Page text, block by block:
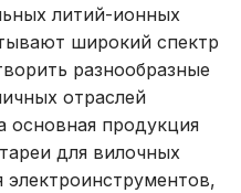
литий-ионных
широкий спектр
разнообразные
отраслей
продукция
для вилочных
электроинструментов,